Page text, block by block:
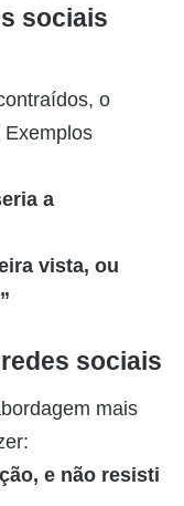
sociais
o
Exemplos
a
vista, ou
sociais
mais
e não resisti